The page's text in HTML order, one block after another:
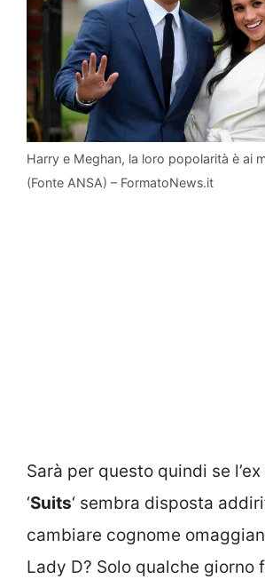
Harry e Meghan, la loro popolarità è ai
(Fonte ANSA) – FormatoNews.it
Sarà per questo quindi se
‘Suits‘ sembra disposta
cambiare cognome
Lady D? Solo qualche giorno